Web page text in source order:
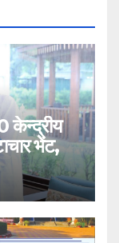
केन्द्रीय
भेंट,